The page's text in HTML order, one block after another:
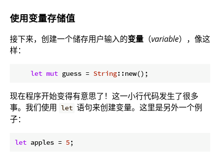
使用变量存储值
接下来，创建一个储存用户输入的变量 （variable），像这
样：
let mut guess = String
现在程序开始变得有意思了！这一小行代码发生了很多
事。我们使用 let 语句来创建变量。这里是另外一个例
子：
let apples = 5;